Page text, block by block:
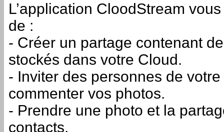
L’application CloodStream
de :
- Créer un partage contenant
stockés dans votre Cloud.
- Inviter des personnes de
commenter vos photos.
- Prendre une photo et la
contacts.